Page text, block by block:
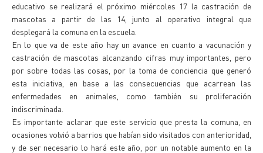
educativo se realizará el próximo miércoles 17 la castración de
mascotas a partir de las 14, junto al operativo integral que
desplegará la comuna en la escuela.
En lo que va de este año hay un avance en cuanto a vacunación y
castración de mascotas alcanzando cifras muy importantes, pero
por sobre todas las cosas, por la toma de conciencia que generó
esta iniciativa, en base a las consecuencias que acarrean las
enfermedades en animales, como también su proliferación
indiscriminada.
Es importante aclarar que este servicio que presta la comuna, en
ocasiones volvió a barrios que habían sido visitados con anterioridad,
y de ser necesario lo hará este año, por un notable aumento en la